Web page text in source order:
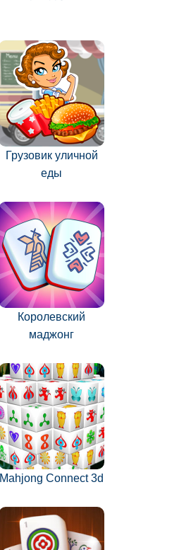
Грузовик уличной
еды
Королевский
маджонг
Mahjong Connect 3d